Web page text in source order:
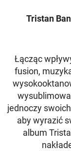
Tristan
Łącząc
fusion,
jednoczy
aby wyrazić
album